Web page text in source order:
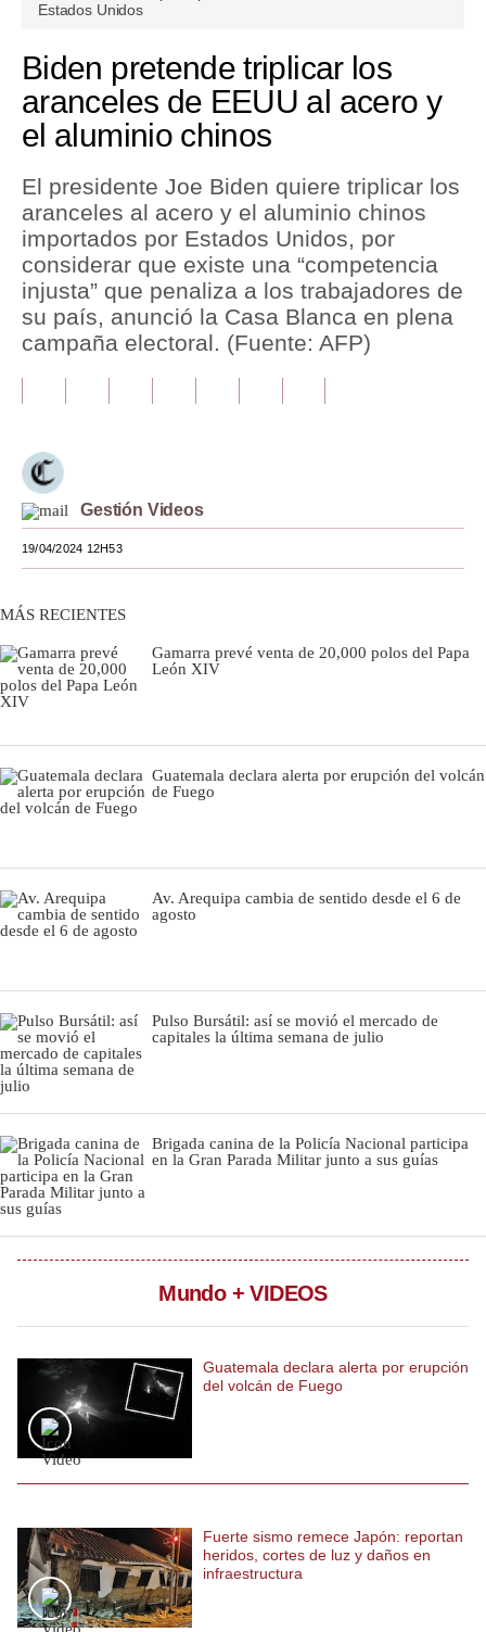
Finanzas Personales
Inmobiliarias
Opinión
Editorial
Pregunta de hoy
Blogs
Viajes
Moda
EEUU
México
Internacional
Club del Suscriptor
Mix
Notas Contratadas
Podcast
Gestión TV
Fotogalerías
Condiciones
Política
De
Privacidad
Politica
Preguntas
Frecuentes
minute,
38
Estados Unidos
Biden pretende triplicar los
aranceles de EEUU al acero y
el aluminio chinos
El presidente Joe Biden quiere triplicar los
aranceles al acero y el aluminio chinos
importados por Estados Unidos, por
considerar que existe una “competencia
injusta” que penaliza a los trabajadores de
su país, anunció la Casa Blanca en plena
campaña electoral. (Fuente: AFP)
Gestión Videos
19/04/2024 12H53
MÁS RECIENTES
Gamarra prevé venta de 20,000 polos del Papa
León XIV
Guatemala declara alerta por erupción del volcán
de Fuego
Av. Arequipa cambia de sentido desde el 6 de
agosto
Pulso Bursátil: así se movió el mercado de
capitales la última semana de julio
Brigada canina de la Policía Nacional participa
en la Gran Parada Militar junto a sus guías
Mundo + VIDEOS
Guatemala declara alerta por erupción
del volcán de Fuego
Fuerte sismo remece Japón: reportan
heridos, cortes de luz y daños en
infraestructura